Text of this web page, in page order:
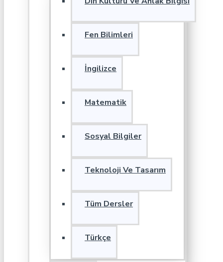
Fen Bilimleri
İngilizce
Matematik
Sosyal Bilgiler
Teknoloji Ve Tasarım
Tüm Dersler
Türkçe